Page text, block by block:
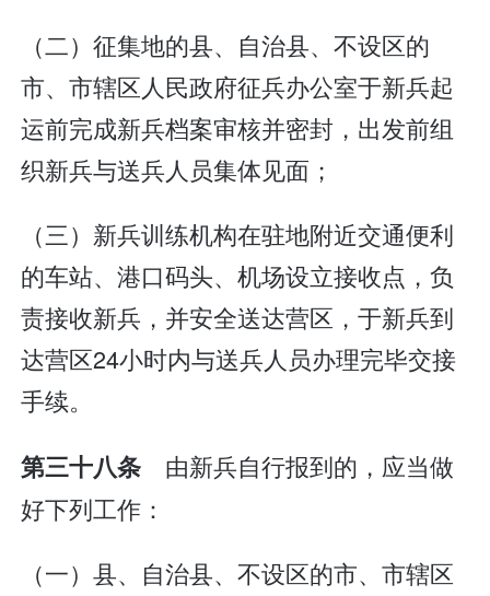
（二）征集地的县、自治县、不设区的
市、市辖区人民政府征兵办公室于新兵起
运前完成新兵档案审核并密封，出发前组
织新兵与送兵人员集体见面；
（三）新兵训练机构在驻地附近交通便利
的车站、港口码头、机场设立接收点，负
责接收新兵，并安全送达营区，于新兵到
达营区24小时内与送兵人员办理完毕交接
手续。
第三十八条 由新兵自行报到的，应当做
好下列工作：
（一）县、自治县、不设区的市、市辖区